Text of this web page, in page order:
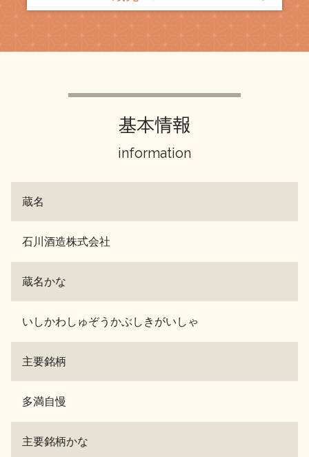
基本情報
information
蔵名
石川酒造株式会社
蔵名かな
いしかわしゅぞうかぶしきがいしゃ
主要銘柄
多満自慢
主要銘柄かな